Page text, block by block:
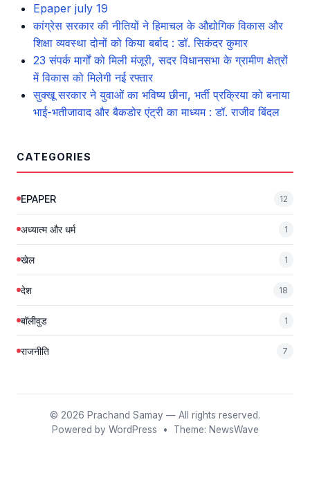
Epaper july 19
कांग्रेस सरकार की नीतियों ने हिमाचल के औद्योगिक विकास और
शिक्षा व्यवस्था दोनों को किया बर्बाद : डॉ. सिकंदर कुमार
23 संपर्क मार्गों को मिली मंजूरी, सदर विधानसभा के ग्रामीण क्षेत्रों
में विकास को मिलेगी नई रफ्तार
सुक्खू सरकार ने युवाओं का भविष्य छीना, भर्ती प्रक्रिया को बनाया
भाई-भतीजावाद और बैकडोर एंट्री का माध्यम : डॉ. राजीव बिंदल
CATEGORIES
EPAPER 12
अध्यात्म और धर्म 1
खेल 1
देश 18
बॉलीवुड 1
राजनीति 7
© 2026 Prachand Samay — All rights reserved.
Powered by WordPress • Theme: NewsWave